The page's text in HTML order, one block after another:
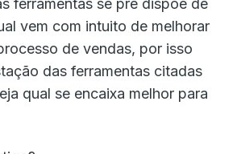
vem com intuito de melhorar
de vendas, por isso
das ferramentas citadas
qual se encaixa melhor para